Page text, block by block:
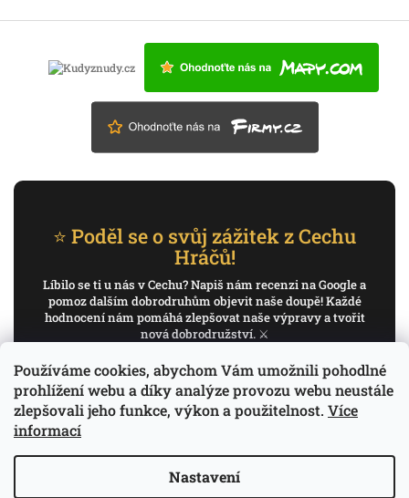
Používáme cookies, abychom Vám umožnili pohodlné
prohlížení webu a díky analýze provozu webu neustále
zlepšovali jeho funkce, výkon a použitelnost. Více
informací
Nastavení
⭐ Poděl se o svůj zážitek z Cechu
Hráčů!
Líbilo se ti u nás v Cechu? Napiš nám recenzi na Google a
pomoz dalším dobrodruhům objevit naše doupě! Každé
hodnocení nám pomáhá zlepšovat naše výpravy a tvořit
nová dobrodružství. ⚔️
✍️ Napiš recenzi na Google
Děkujeme, že pomáháš psát příběh Cechu Hráčů.